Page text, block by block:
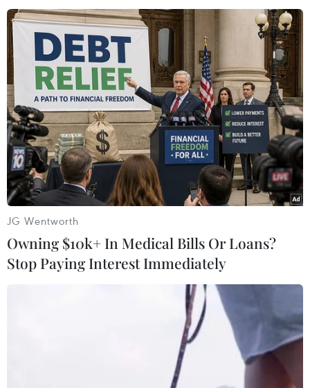
(Vnews)
JG Wentworth
Owning $10k+ In Medical Bills Or Loans?
Stop Paying Interest Immediately